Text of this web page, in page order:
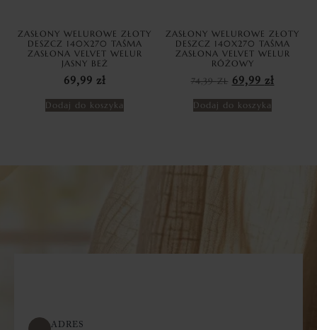
ZASŁONY WELUROWE ZŁOTY
DESZCZ 140X270 TAŚMA
ZASŁONA VELVET WELUR
JASNY BEŻ
69,99 zł
Dodaj do koszyka
ZASŁONY WELUROWE ZŁOTY
DESZCZ 140X270 TAŚMA
ZASŁONA VELVET WELUR
RÓŻOWY
74,39ZŁ 69,99 zł
Dodaj do koszyka
ADRES